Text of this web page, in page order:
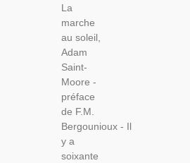
Adam
Saint-
Moore,
1965 -,
Préhistoire,
Fantasy,
Fantastique,
La
marche
au soleil,
Adam
Saint-
Moore -
préface
de F.M.
Bergounioux - Il
y a
soixante